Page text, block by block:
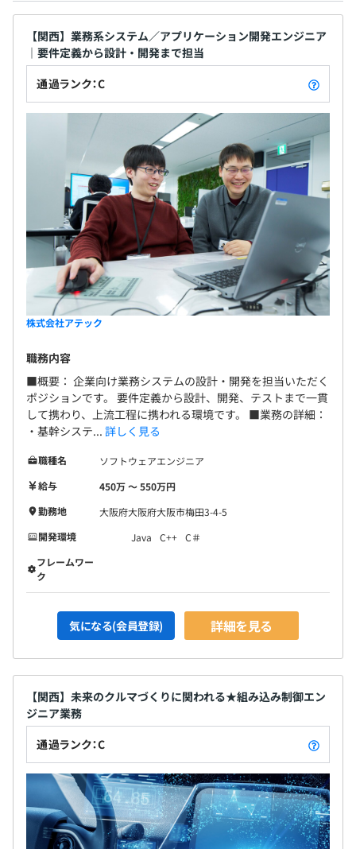
【関西】業務系システム／アプリケーション開発エンジニア
｜要件定義から設計・開発まで担当
通過ランク：C
株式会社アテック
職務内容
■概要： 企業向け業務システムの設計・開発を担当いただく
ポジションです。 要件定義から設計、開発、テストまで一貫
して携わり、上流工程に携われる環境です。 ■業務の詳細：
・基幹システ... 詳しく見る
職種名
ソフトウェアエンジニア
給与
450万 〜 550万円
勤務地
大阪府大阪府大阪市梅田3-4-5
開発環境
Java C++ C＃
フレームワー
ク
気になる(会員登録) 詳細を見る
【関西】未来のクルマづくりに関われる★組み込み制御エン
ジニア業務
通過ランク：C